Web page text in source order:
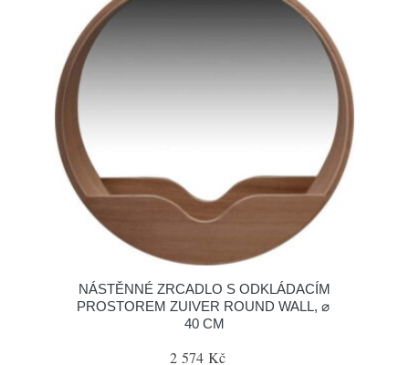
NÁSTĚNNÉ ZRCADLO S ODKLÁDACÍM
PROSTOREM ZUIVER ROUND WALL, ⌀
40 CM
2 574 Kč